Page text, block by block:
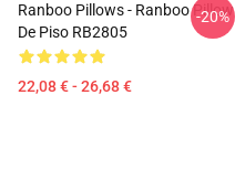
Ranboo Pillows - Ranboo Pillow
De Piso RB2805
22,08 € - 26,68 €
-20%